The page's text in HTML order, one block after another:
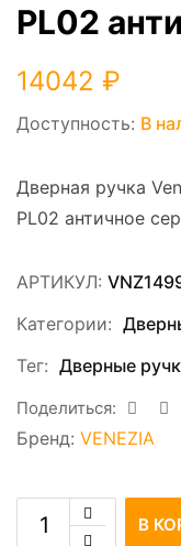
PL02
14042 ₽
Доступность: В
Дверная ручка
PL02 античное
АРТИКУЛ:
Категории:
Тег: Дверные
Поделиться:
Бренд: VENEZIA
В